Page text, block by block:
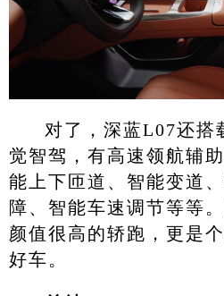
对了，深蓝L07还搭
觉智驾，有高速领航辅
能上下匝道、智能变道
障、智能车速调节等等
颜值很高的轿跑，更是
好车。